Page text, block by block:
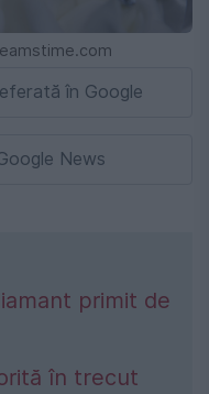
în Google
News
primit de
în trecut